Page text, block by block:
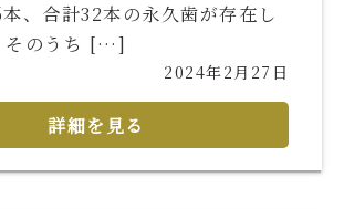
、合計32本の永久歯が存在し
そのうち […]
2024年2月27日
詳細を見る